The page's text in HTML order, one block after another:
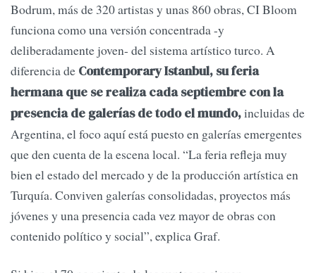
Bodrum, más de 320 artistas y unas 860 obras, CI Bloom
funciona como una versión concentrada -y
deliberadamente joven- del sistema artístico turco. A
diferencia de Contemporary Istanbul, su feria
hermana que se realiza cada septiembre con la
presencia de galerías de todo el mundo,incluidas de
Argentina, el foco aquí está puesto en galerías emergentes
que den cuenta de la escena local. “La feria refleja muy
bien el estado del mercado y de la producción artística en
Turquía. Conviven galerías consolidadas, proyectos más
jóvenes y una presencia cada vez mayor de obras con
contenido político y social”, explica Graf.